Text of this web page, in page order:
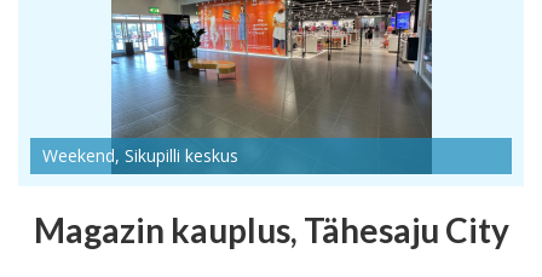
Weekend, Sikupilli keskus
Magazin kauplus, Tähesaju City